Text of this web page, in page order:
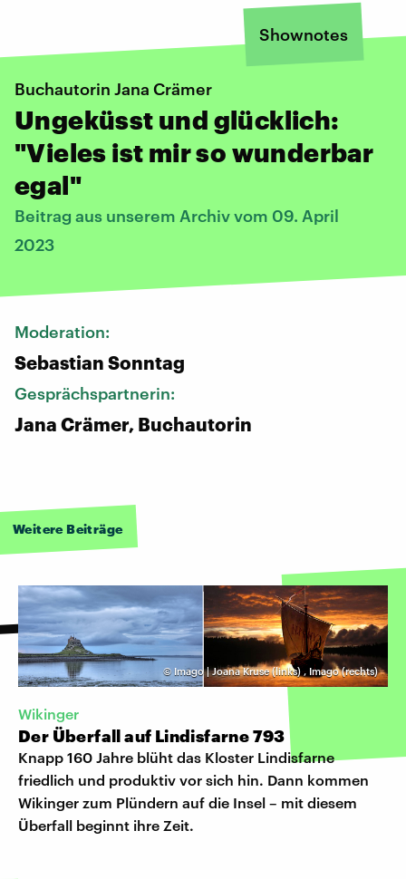
Shownotes
Buchautorin Jana Crämer
Ungeküsst und glücklich:
"Vieles ist mir so wunderbar
egal"
Beitrag aus unserem Archiv vom 09. April
2023
Moderation:
Sebastian Sonntag
Gesprächspartnerin:
Jana Crämer, Buchautorin
Weitere Beiträge
© Imago | Joana Kruse (links) , Imago (rechts)
Wikinger
Der Überfall auf Lindisfarne 793
Knapp 160 Jahre blüht das Kloster Lindisfarne
friedlich und produktiv vor sich hin. Dann kommen
Wikinger zum Plündern auf die Insel – mit diesem
Überfall beginnt ihre Zeit.